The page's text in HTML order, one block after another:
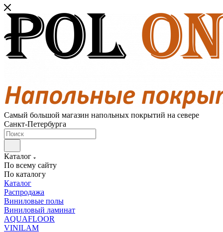
Самый большой магазин напольных покрытий на севере
Санкт-Петербурга
Каталог
По всему сайту
По каталогу
Каталог
Распродажа
Виниловые полы
Виниловый ламинат
AQUAFLOOR
VINILAM